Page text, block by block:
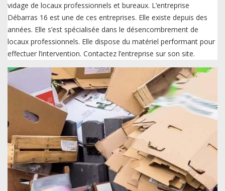
vidage de locaux professionnels et bureaux. L’entreprise
Débarras 16 est une de ces entreprises. Elle existe depuis des
années. Elle s’est spécialisée dans le désencombrement de
locaux professionnels. Elle dispose du matériel performant pour
effectuer l’intervention. Contactez l’entreprise sur son site.